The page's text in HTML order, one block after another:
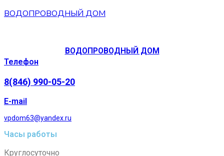
ВОДОПРОВОДНЫЙ ДОМ
ВОДОПРОВОДНЫЙ ДОМ
Телефон
8(846) 990-05-20
E-mail
vpdom63@yandex.ru
Часы работы
Круглосуточно